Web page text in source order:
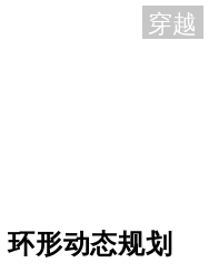
形动态规划
穿越